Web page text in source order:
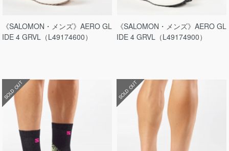
《SALOMON・メンズ》AERO GL
IDE 4 GRVL（L49174600）
《SALOMON・メンズ》AERO GL
IDE 4 GRVL（L49174900）
SOLD OUT SOLD OUT